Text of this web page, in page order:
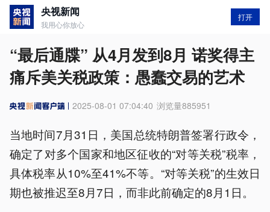
央视新闻
我用心你放心
打开
“最后通牒” 从4月发到8月 诺奖得主
痛斥美关税政策：愚蠢交易的艺术
2025-08-01 07:04:40 浏览量885951
当地时间7月31日，美国总统特朗普签署行政令，
确定了对多个国家和地区征收的“对等关税”税率，
具体税率从10%至41%不等。“对等关税”的生效日
期也被推迟至8月7日，而非此前确定的8月1日。